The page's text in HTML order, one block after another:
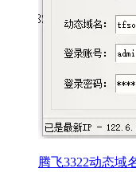
腾飞3322动态域